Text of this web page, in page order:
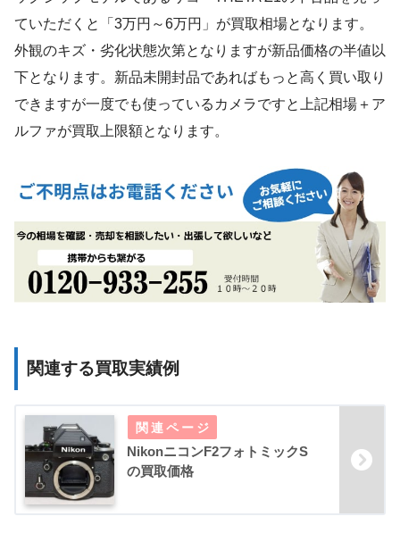
ていただくと「3万円～6万円」が買取相場となります。
外観のキズ・劣化状態次第となりますが新品価格の半値以
下となります。新品未開封品であればもっと高く買い取り
できますが一度でも使っているカメラですと上記相場＋ア
ルファが買取上限額となります。
関連する買取実績例
NikonニコンF2フォトミックS
の買取価格